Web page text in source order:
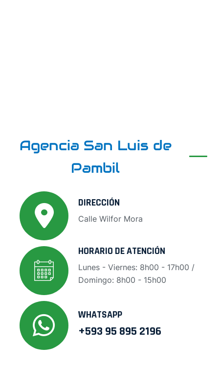
Agencia San Luis de
Pambil
DIRECCIÓN
Calle Wilfor Mora
HORARIO DE ATENCIÓN
Lunes - Viernes: 8h00 - 17h00 /
Domingo: 8h00 - 15h00
WHATSAPP
+593 95 895 2196